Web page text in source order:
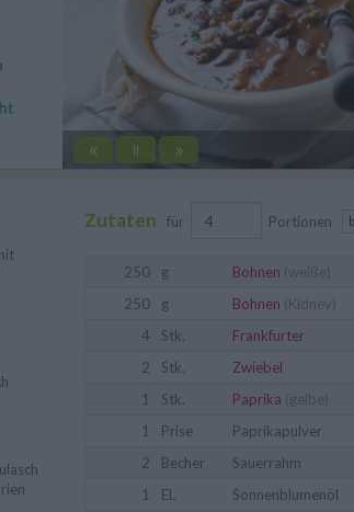
« || »
Zutaten für Portionen
250 g Bohnen (weiße)
250
g Bohnen (Kidney)
4
Stk.
Frankfurter
2
Stk.
Zwiebel
1
Stk. Paprika (gelbe)
1
Prise
Paprikapulver
2
Becher
Sauerrahm
1
EL
Sonnenblumenöl